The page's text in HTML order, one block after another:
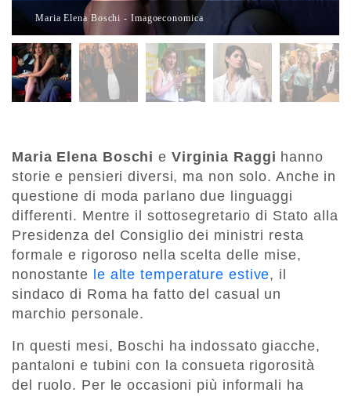
Maria Elena Boschi - Imagoeconomica
Maria Elena Boschi e Virginia Raggi hanno
storie e pensieri diversi, ma non solo. Anche in
questione di moda parlano due linguaggi
differenti. Mentre il sottosegretario di Stato alla
Presidenza del Consiglio dei ministri resta
formale e rigoroso nella scelta delle mise,
nonostante le alte temperature estive, il
sindaco di Roma ha fatto del casual un
marchio personale.
In questi mesi, Boschi ha indossato giacche,
pantaloni e tubini con la consueta rigorosità
del ruolo. Per le occasioni più informali ha